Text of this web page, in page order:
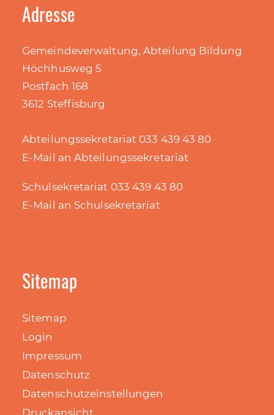
Adresse
Gemeindeverwaltung, Abteilung Bildung
Höchhusweg 5
Postfach 168
3612 Steffisburg
Abteilungssekretariat 033 439 43 80
E-Mail an Abteilungssekretariat
Schulsekretariat 033 439 43 80
E-Mail an Schulsekretariat
Sitemap
Sitemap
Login
Impressum
Datenschutz
Datenschutzeinstellungen